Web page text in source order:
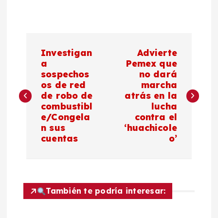
v
c
Investigan
a
sospechos
os de red
de robo de
combustibl
e/Congela
n sus
cuentas
Advierte
Pemex que
no dará
marcha
atrás en la
lucha
contra el
‘huachicole
o’
También te podría interesar: